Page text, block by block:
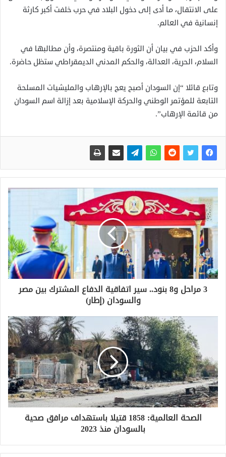
على الانتقال، ما أدى إلى دخول البلاد في حرب خلفت أكبر كارثة
إنسانية في العالم.
وأكد الحزب في بيان أن الثورة باقية ومنتصرة، وأن مطالبها في
السلام، الحرية، العدالة، والحكم المدني الديمقراطي ستظل حاضرة.
وتابع قائلا “إن السودان أصبح يعج بالإرهاب والمليشيات المسلحة
التابعة للمؤتمر الوطني والحركة الإسلامية بعد إزالة اسم السودان
من قائمة الإرهاب”.
3 مراحل و8 بنود.. سير اتفاقية الدفاع المشترك بين مصر
والسودان (إطار)
الصحة العالمية: 1858 قتيلا باستهداف مرافق صحية
بالسودان منذ 2023